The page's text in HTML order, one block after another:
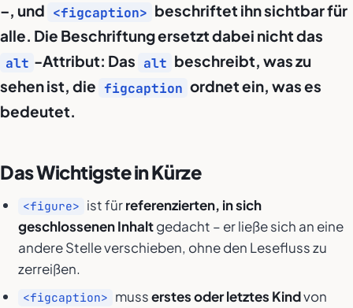
–, und <figcaption> beschriftet ihn sichtbar für
alle. Die Beschriftung ersetzt dabei nicht das
alt -Attribut: Das alt beschreibt, was zu
sehen ist, die figcaption ordnet ein, was es
bedeutet.
Das Wichtigste in Kürze
<figure> ist fürreferenzierten, in sich
geschlossenen Inhaltgedacht – er ließe sich an eine
andere Stelle verschieben, ohne den Lesefluss zu
zerreißen.
<figcaption> musserstes oder letztes Kindvon